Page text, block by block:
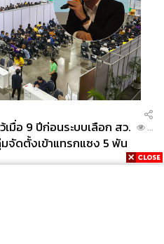
เมื่อ 9 ปีก่อนระบบเลือก สว.
จัดตั้งเข้าแทรกแซง 5 พัน
...